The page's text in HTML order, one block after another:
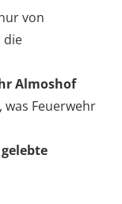
von
die
Almoshof
was Feuerwehr